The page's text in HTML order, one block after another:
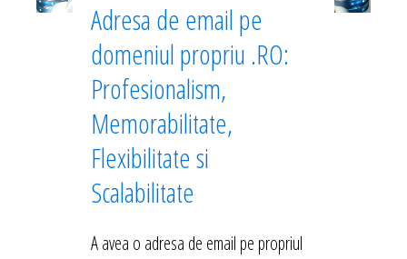
Adresa de email pe
domeniul propriu .RO:
Profesionalism,
Memorabilitate,
Flexibilitate si
Scalabilitate
A avea o adresa de email pe propriul